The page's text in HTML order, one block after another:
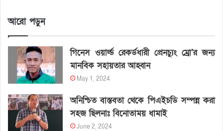
আরো পড়ুন
গিনেস ওয়ার্ল্ড রেকর্ডধারী প্রেনচ্যুং ম্রো’র জন্য
মানবিক সহায়তার আহ্বান
May 1, 2024
অনিশ্চিত বাস্তবতা থেকে পিএইচডি সম্পন্ন করা
সহজ ছিলনাঃ বিনোতাময় ধামাই
June 2, 2024